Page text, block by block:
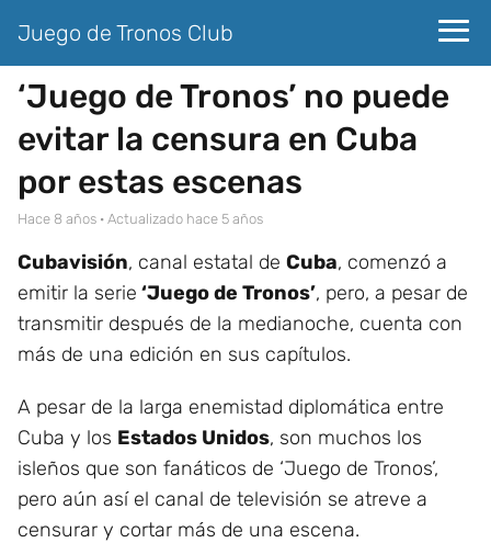
Juego de Tronos Club
‘Juego de Tronos’ no puede
evitar la censura en Cuba
por estas escenas
hace 8 años · Actualizado hace 5 años
Cubavisión, canal estatal de Cuba, comenzó a
emitir la serie ‘Juego de Tronos’, pero, a pesar de
transmitir después de la medianoche, cuenta con
más de una edición en sus capítulos.
A pesar de la larga enemistad diplomática entre
Cuba y los Estados Unidos, son muchos los
isleños que son fanáticos de ‘Juego de Tronos’,
pero aún así el canal de televisión se atreve a
censurar y cortar más de una escena.